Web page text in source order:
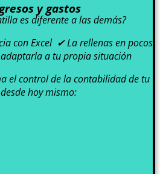
y gastos
es diferente a las demás?
con Excel ✔ La rellenas en pocos
a tu propia situación
el control de la contabilidad de tu
hoy mismo: